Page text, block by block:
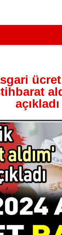
ücret
açıkladı